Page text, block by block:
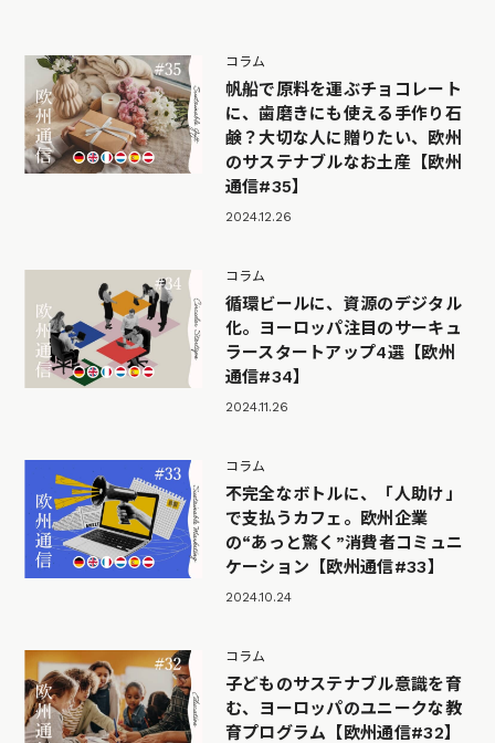
コラム
帆船で原料を運ぶチョコレート
に、歯磨きにも使える手作り石
鹸？大切な人に贈りたい、欧州
のサステナブルなお土産【欧州
通信#35】
2024.12.26
コラム
循環ビールに、資源のデジタル
化。ヨーロッパ注目のサーキュ
ラースタートアップ4選【欧州
通信#34】
2024.11.26
コラム
不完全なボトルに、「人助け」
で支払うカフェ。欧州企業
の“あっと驚く”消費者コミュニ
ケーション【欧州通信#33】
2024.10.24
コラム
子どものサステナブル意識を育
む、ヨーロッパのユニークな教
育プログラム【欧州通信#32】